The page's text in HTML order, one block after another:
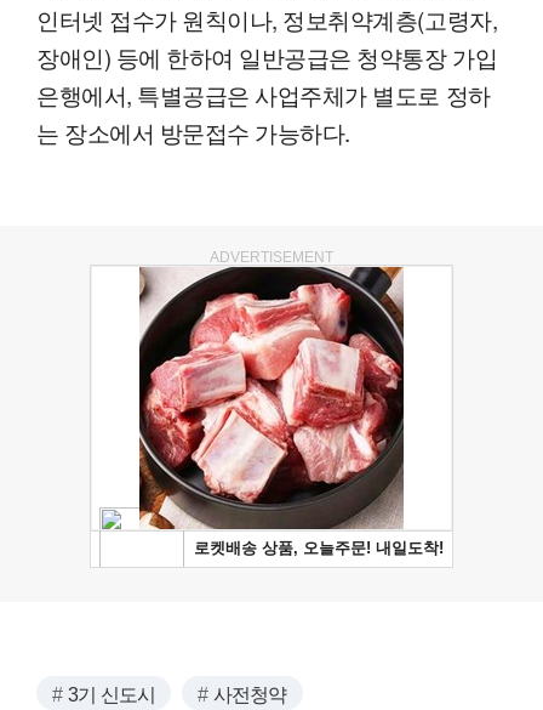
인터넷 접수가 원칙이나, 정보취약계층(고령자,
장애인) 등에 한하여 일반공급은 청약통장 가입
은행에서, 특별공급은 사업주체가 별도로 정하
는 장소에서 방문접수 가능하다.
ADVERTISEMENT
3기 신도시 사전청약